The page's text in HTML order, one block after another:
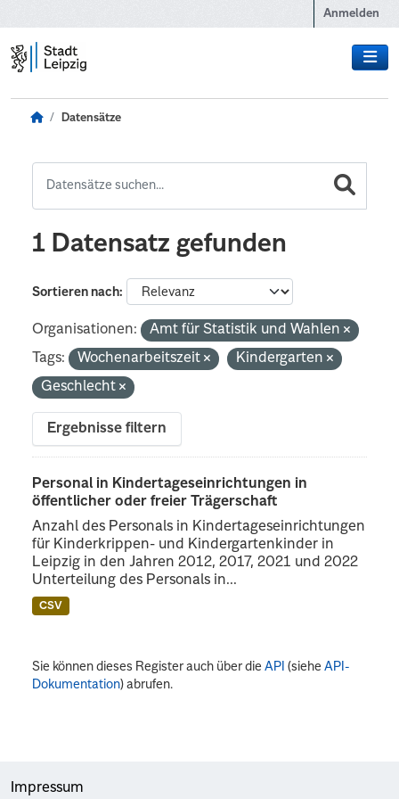
Anmelden
Datensätze
1 Datensatz gefunden
Sortieren nach
Organisationen:
Amt für Statistik und Wahlen
Tags:
Wochenarbeitszeit
Kindergarten
Geschlecht
Ergebnisse filtern
Personal in Kindertageseinrichtungen in
öffentlicher oder freier Trägerschaft
Anzahl des Personals in Kindertageseinrichtungen
für Kinderkrippen- und Kindergartenkinder in
Leipzig in den Jahren 2012, 2017, 2021 und 2022
Unterteilung des Personals in...
CSV
Sie können dieses Register auch über dieAPI (sieheAPI-
Dokumentation) abrufen.
Impressum